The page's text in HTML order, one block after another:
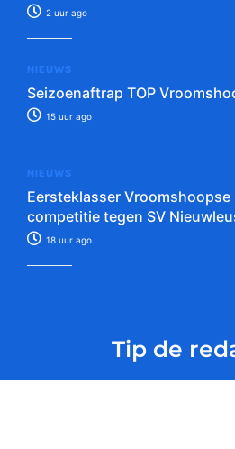
2 uur ago
NIEUWS
Seizoenaftrap TOP
15 uur ago
NIEUWS
Eersteklasser
competitie tegen SV
18 uur ago
Tip de